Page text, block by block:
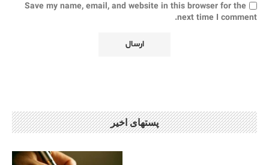
Save my name, email, and website in this browser for the
next time I comment.
پستهای اخیر